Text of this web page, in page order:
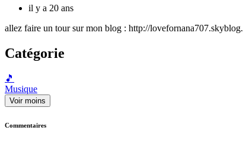
il y a 20 ans
allez faire un tour sur mon blog : http://
Catégorie
🎵
Musique
Voir moins
Commentaires